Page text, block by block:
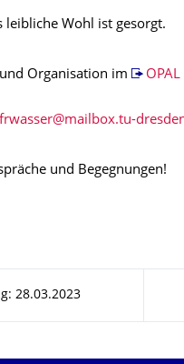
Wohl ist gesorgt.
Organisation im OPAL
und Begegnungen!
28.03.2023